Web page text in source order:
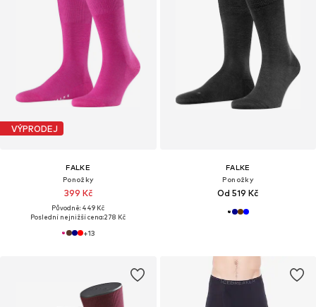
VÝPRODEJ
FALKE
Ponožky
399 Kč
Původně: 449 Kč
Poslední nejnižší cena:278 Kč
+13
FALKE
Ponožky
Od 519 Kč